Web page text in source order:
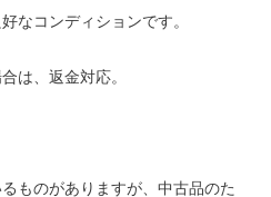
なコンディションです。
は、返金対応。
ものがありますが、中古品のた